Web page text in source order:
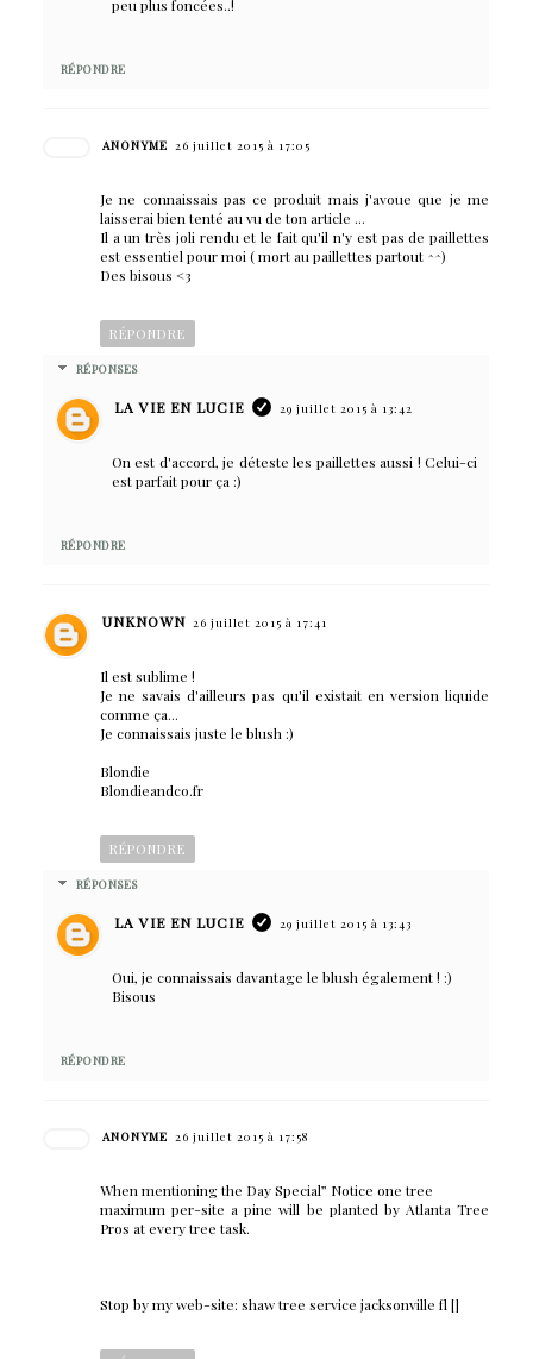
peu plus foncées..!
RÉPONDRE
ANONYME 26 juillet 2015 à 17:05
Je ne connaissais pas ce produit mais j'avoue que je me
laisserai bien tenté au vu de ton article ...
Il a un très joli rendu et le fait qu'il n'y est pas de paillettes
est essentiel pour moi ( mort au paillettes partout ^^)
Des bisous <3
RÉPONDRE
RÉPONSES
LA VIE EN LUCIE 29 juillet 2015 à 13:42
On est d'accord, je déteste les paillettes aussi ! Celui-ci
est parfait pour ça :)
RÉPONDRE
UNKNOWN 26 juillet 2015 à 17:41
Il est sublime !
Je ne savais d'ailleurs pas qu'il existait en version liquide
comme ça...
Je connaissais juste le blush :)
Blondie
Blondieandco.fr
RÉPONDRE
RÉPONSES
LA VIE EN LUCIE 29 juillet 2015 à 13:43
Oui, je connaissais davantage le blush également ! :)
Bisous
RÉPONDRE
ANONYME 26 juillet 2015 à 17:58
When mentioning the Day Special” Notice one tree
maximum per-site a pine will be planted by Atlanta Tree
Pros at every tree task.
Stop by my web-site: shaw tree service jacksonville fl []